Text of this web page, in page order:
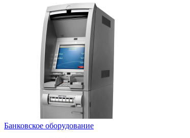
Банковское оборудование